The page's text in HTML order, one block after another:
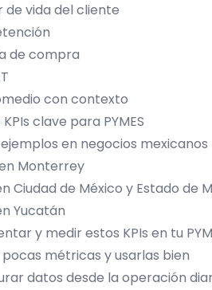
de vida del cliente
de compra
con contexto
clave para PYMES
en negocios mexicanos
Monterrey
Ciudad de México y Estado de
Yucatán
y medir estos KPIs en tu
pocas métricas y usarlas bien
datos desde la operación